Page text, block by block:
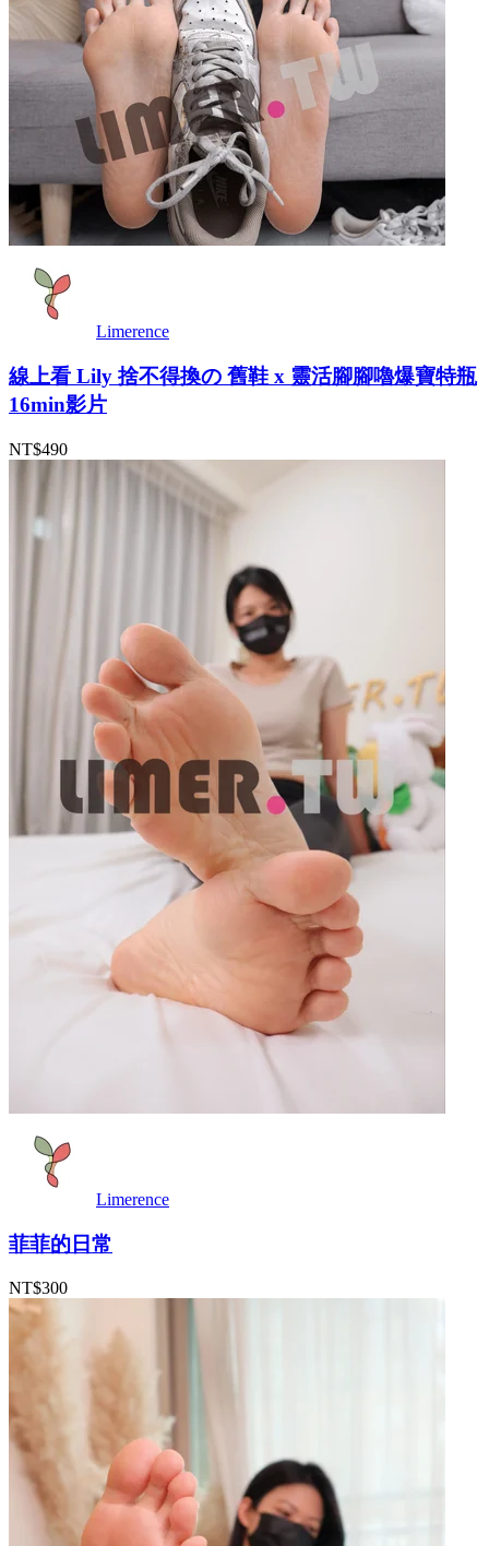
Limerence
線上看 Lily 捨不得換の 舊鞋 x 靈活腳腳嚕爆寶特瓶
16min影片
NT$490
Limerence
菲菲的日常
NT$300